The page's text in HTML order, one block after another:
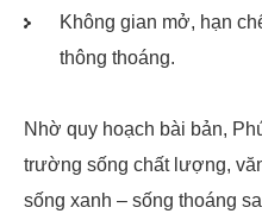
Không gian mở, hạn
thông thoáng.
Nhờ quy hoạch bài bản,
trường sống chất lượng,
sống xanh – sống thoáng